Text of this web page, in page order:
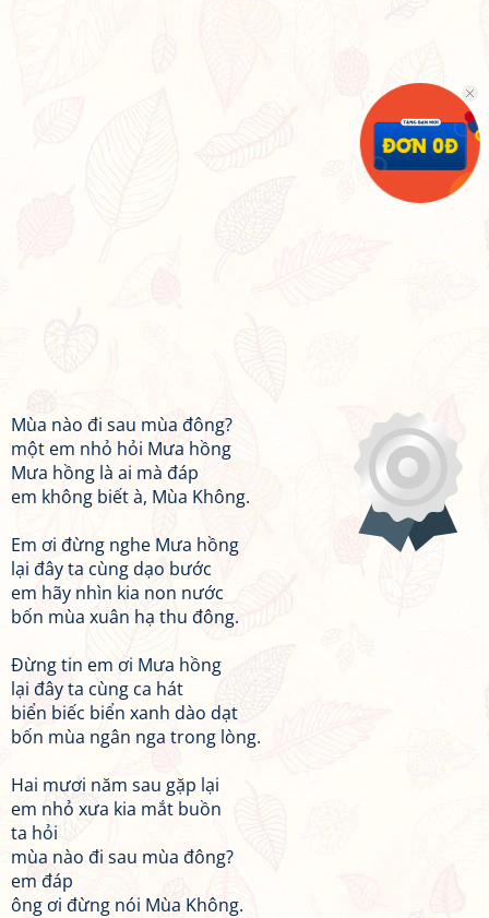
Mùa nào đi sau mùa đông?
một em nhỏ hỏi Mưa hồng
Mưa hồng là ai mà đáp
em không biết à, Mùa Không.
Em ơi đừng nghe Mưa hồng
lại đây ta cùng dạo bước
em hãy nhìn kia non nước
bốn mùa xuân hạ thu đông.
Đừng tin em ơi Mưa hồng
lại đây ta cùng ca hát
biển biếc biển xanh dào dạt
bốn mùa ngân nga trong lòng.
Hai mươi năm sau gặp lại
em nhỏ xưa kia mắt buồn
ta hỏi
mùa nào đi sau mùa đông?
em đáp
ông ơi đừng nói Mùa Không.